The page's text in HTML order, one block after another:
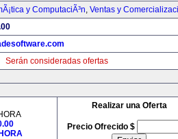
y ComputaciÃ³n, Ventas y
Serán consideradas ofertas
Realizar una Oferta
Precio Ofrecido $